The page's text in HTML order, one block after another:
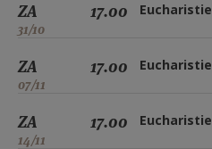
ZA
31/10
17.00 Eucharistie
ZA
07/11
17.00 Eucharistie
ZA
14/11
17.00 Eucharistie